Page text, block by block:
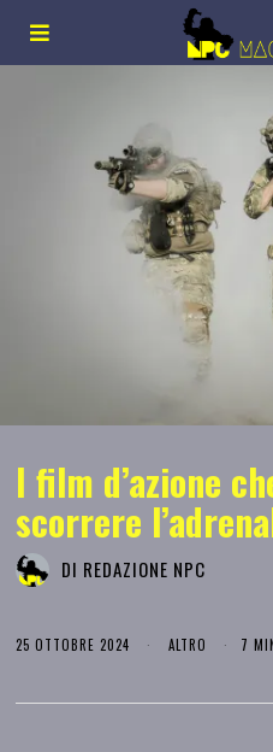
I film d’azione
scorrere
DI REDAZIONE NPC
25 OTTOBRE 2024 ALTRO 7